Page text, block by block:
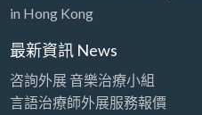
in Hong Kong
最新資訊 News
咨詢外展 音樂治療小組
言語治療師外展服務報價